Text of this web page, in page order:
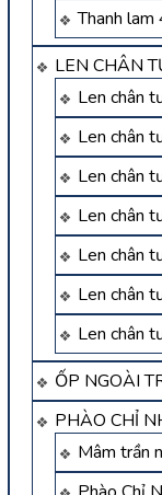
Thanh
LEN CHÂN
Len chân
Len chân
Len chân
Len chân
Len chân
Len chân
Len chân
ỐP NGOÀI
PHÀO CHỈ
Mâm trần